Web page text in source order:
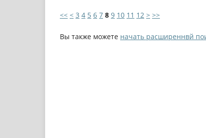
<< < 3 4 5 6 7 8 9 10 11 12 > >>
Вы также можете начать расширеннвй